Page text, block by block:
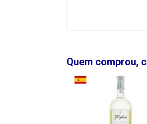
Quem comprou,